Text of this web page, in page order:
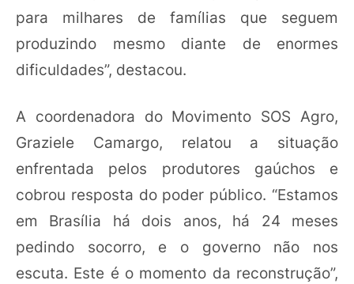
para milhares de famílias que seguem
produzindo mesmo diante de enormes
dificuldades”, destacou.
A coordenadora do Movimento SOS Agro,
Graziele Camargo, relatou a situação
enfrentada pelos produtores gaúchos e
cobrou resposta do poder público. “Estamos
em Brasília há dois anos, há 24 meses
pedindo socorro, e o governo não nos
escuta. Este é o momento da reconstrução”,